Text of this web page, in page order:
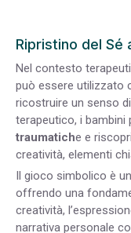
Ripristino del Sé
Nel contesto
può essere utilizzato
ricostruire un senso
terapeutico, i bambini
traumatiche e
creatività, elementi
Il gioco simbolico è
offrendo una
creatività,
narrativa personale